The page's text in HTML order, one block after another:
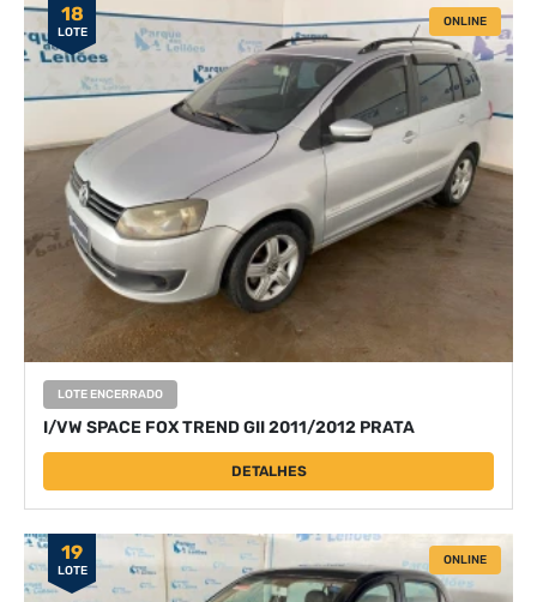
18
LOTE
ONLINE
LOTE ENCERRADO
I/VW SPACE FOX TREND GII 2011/2012 PRATA
DETALHES
19
LOTE
ONLINE